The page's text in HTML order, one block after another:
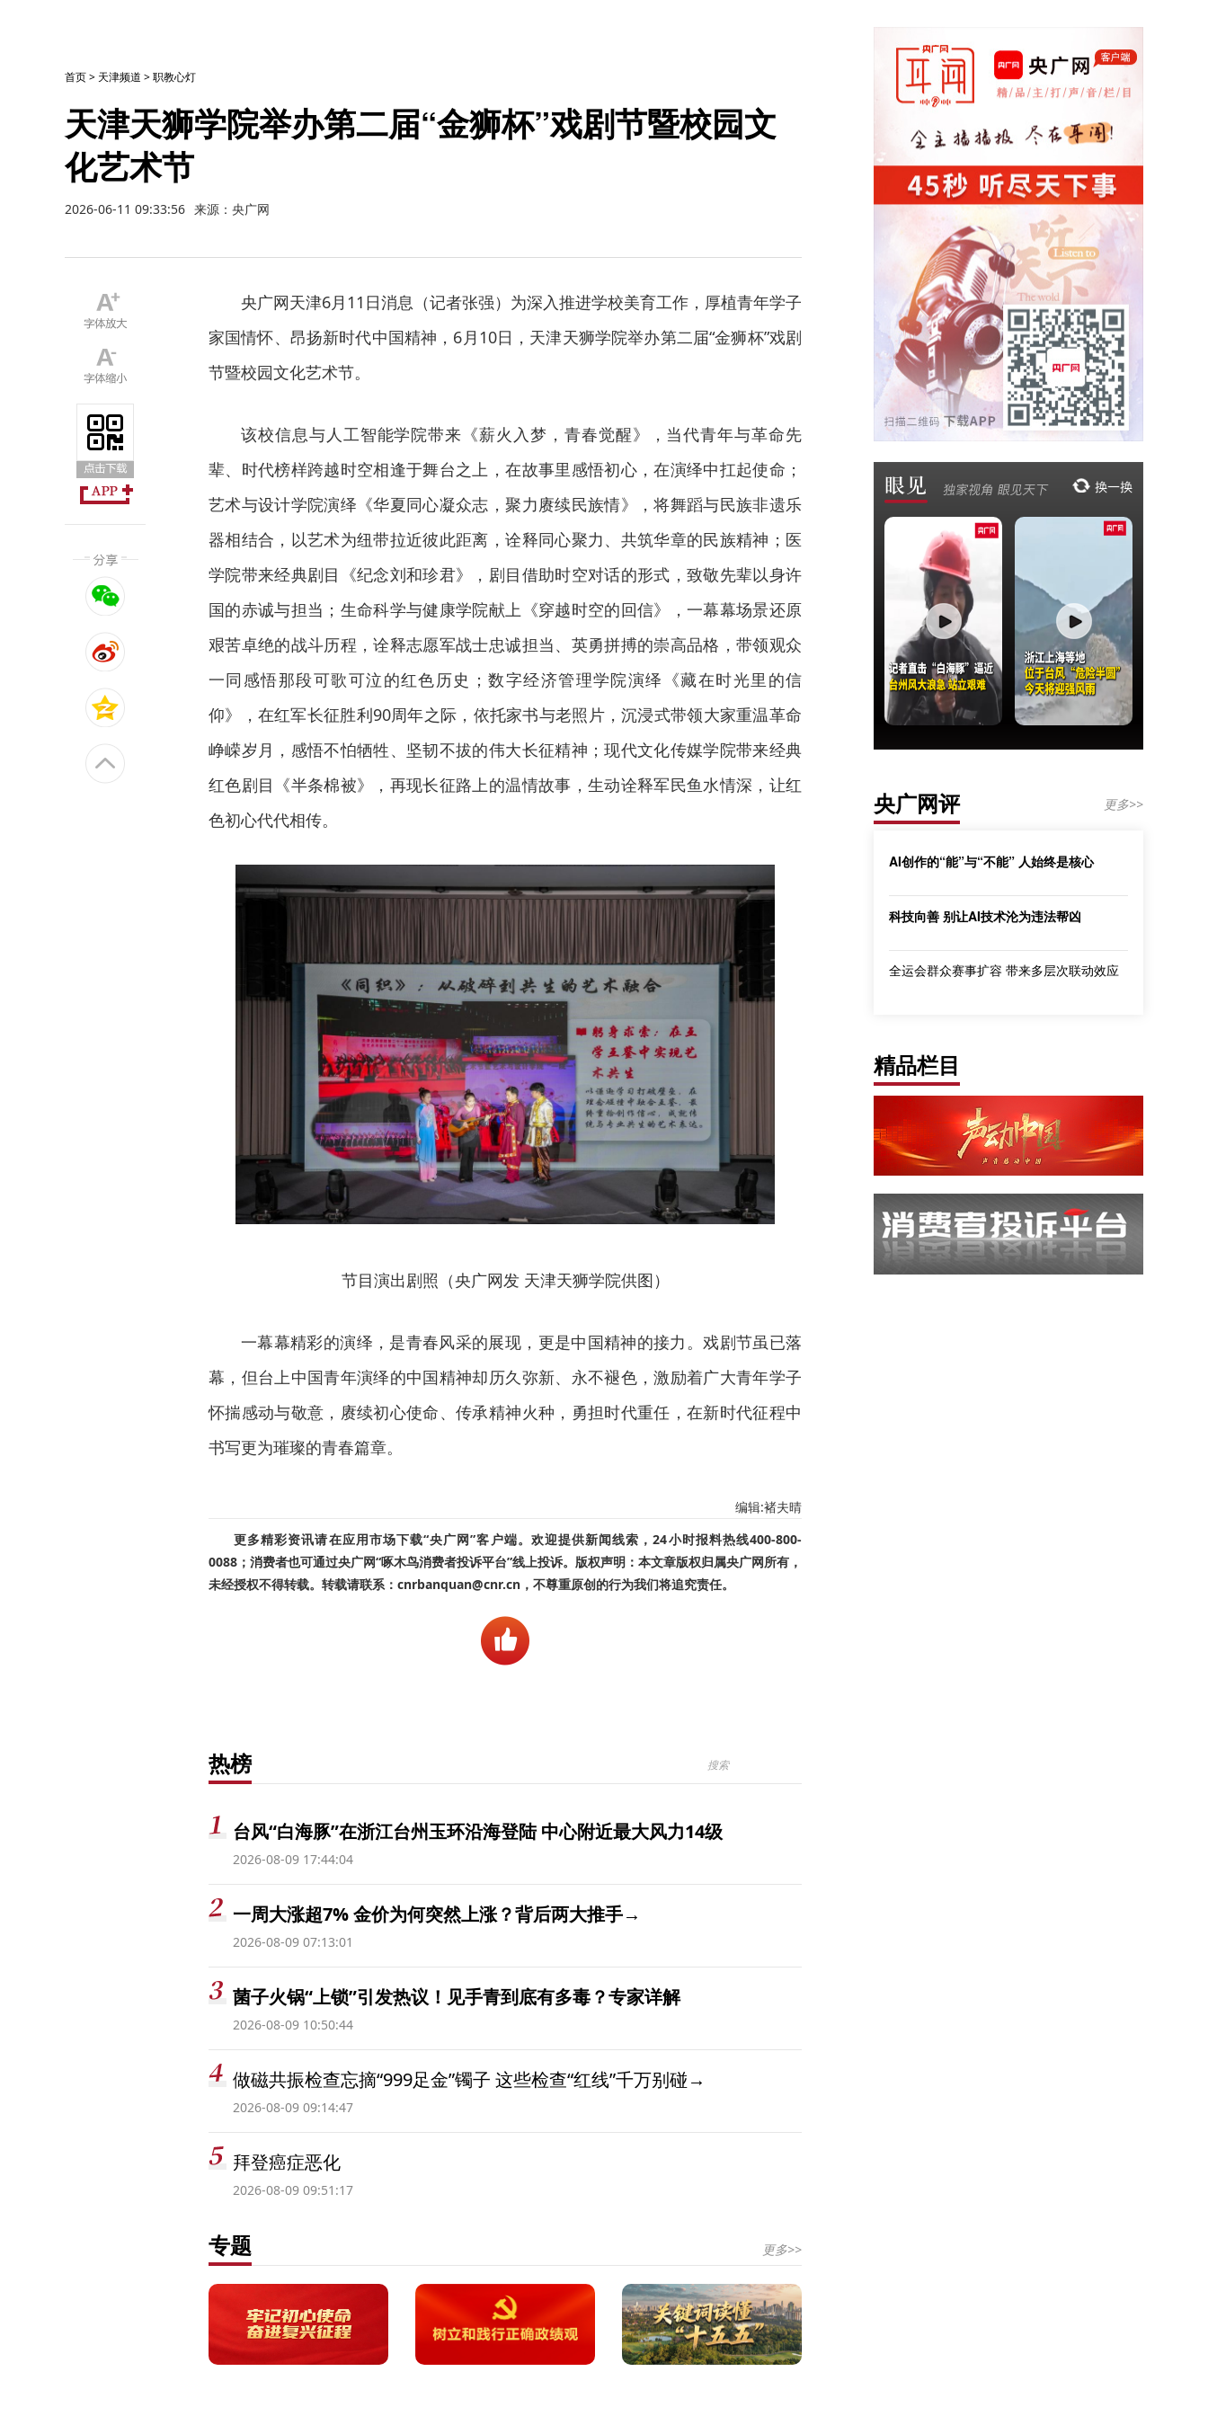
首页> 天津频道 >职教心灯
天津天狮学院举办第二届“金狮杯”戏剧节暨校园文
化艺术节
2026-06-11 09:33:56 来源：央广网
央广网天津6月11日消息（记者张强）为深入推进学校美育工作，厚植青年学子
家国情怀、昂扬新时代中国精神，6月10日，天津天狮学院举办第二届“金狮杯”戏剧
节暨校园文化艺术节。
该校信息与人工智能学院带来《薪火入梦，青春觉醒》，当代青年与革命先
辈、时代榜样跨越时空相逢于舞台之上，在故事里感悟初心，在演绎中扛起使命；
艺术与设计学院演绎《华夏同心凝众志，聚力赓续民族情》，将舞蹈与民族非遗乐
器相结合，以艺术为纽带拉近彼此距离，诠释同心聚力、共筑华章的民族精神；医
学院带来经典剧目《纪念刘和珍君》，剧目借助时空对话的形式，致敬先辈以身许
国的赤诚与担当；生命科学与健康学院献上《穿越时空的回信》，一幕幕场景还原
艰苦卓绝的战斗历程，诠释志愿军战士忠诚担当、英勇拼搏的崇高品格，带领观众
一同感悟那段可歌可泣的红色历史；数字经济管理学院演绎《藏在时光里的信
仰》，在红军长征胜利90周年之际，依托家书与老照片，沉浸式带领大家重温革命
峥嵘岁月，感悟不怕牺牲、坚韧不拔的伟大长征精神；现代文化传媒学院带来经典
红色剧目《半条棉被》，再现长征路上的温情故事，生动诠释军民鱼水情深，让红
色初心代代相传。
节目演出剧照（央广网发 天津天狮学院供图）
一幕幕精彩的演绎，是青春风采的展现，更是中国精神的接力。戏剧节虽已落
幕，但台上中国青年演绎的中国精神却历久弥新、永不褪色，激励着广大青年学子
怀揣感动与敬意，赓续初心使命、传承精神火种，勇担时代重任，在新时代征程中
书写更为璀璨的青春篇章。
编辑:褚夫晴
更多精彩资讯请在应用市场下载“央广网”客户端。欢迎提供新闻线索，24小时报料热线400-800-
0088；消费者也可通过央广网“啄木鸟消费者投诉平台”线上投诉。版权声明：本文章版权归属央广网所有，
未经授权不得转载。转载请联系：cnrbanquan@cnr.cn，不尊重原创的行为我们将追究责任。
热榜
台风“白海豚”在浙江台州玉环沿海登陆 中心附近最大风力14级
2026-08-09 17:44:04
一周大涨超7% 金价为何突然上涨？背后两大推手→
2026-08-09 07:13:01
菌子火锅“上锁”引发热议！见手青到底有多毒？专家详解
2026-08-09 10:50:44
做磁共振检查忘摘“999足金”镯子 这些检查“红线”千万别碰→
2026-08-09 09:14:47
拜登癌症恶化
2026-08-09 09:51:17
专题 更多>>
央广网评 更多>>
AI创作的“能”与“不能” 人始终是核心
科技向善 别让AI技术沦为违法帮凶
全运会群众赛事扩容 带来多层次联动效应
精品栏目